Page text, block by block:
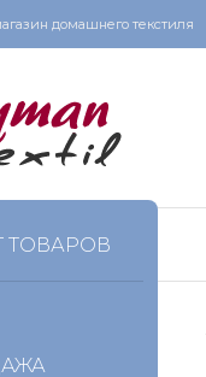
домашнего текстиля
ТОВАРОВ